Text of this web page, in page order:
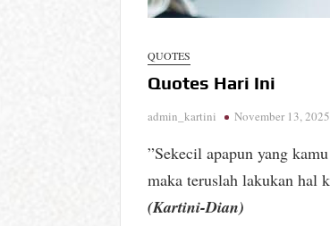
QUOTES
Quotes Hari Ini
admin_kartini November 13, 2025
”Sekecil apapun yang
maka teruslah lakukan hal
(Kartini-Dian)